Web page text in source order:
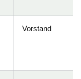
Vorstand